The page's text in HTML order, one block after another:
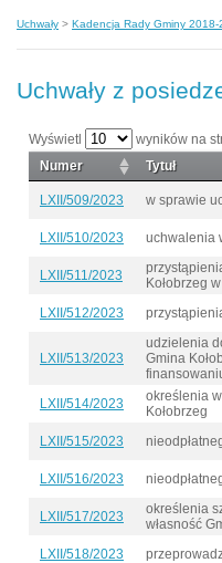
Uchwały > Kadencja Rady Gminy 2018-
Uchwały z
Wyświetl
wyników na
Numer
Tytuł
LXII/509/2023 w sprawie
LXII/510/2023 uchwalenia
LXII/511/2023
Kołobrzeg
LXII/512/2023
LXII/513/2023
udzielenia
Gmina
LXII/514/2023
określenia
Kołobrzeg
LXII/515/2023
LXII/516/2023
LXII/517/2023
określenia
własność
LXII/518/2023